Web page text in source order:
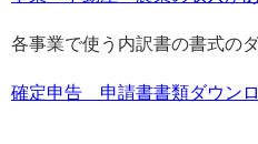
各事業で使う内訳書の書式の
確定申告 申請書書類ダウン